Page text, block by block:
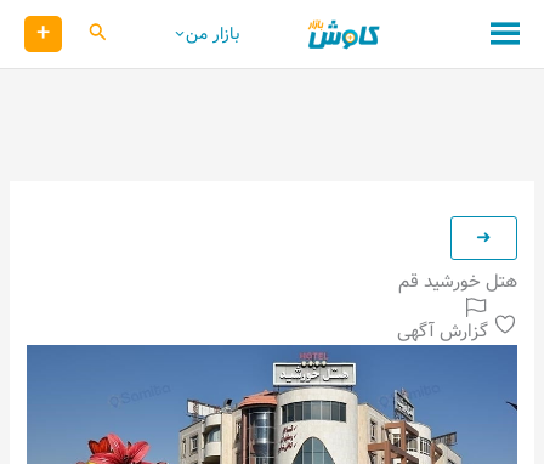
محتوا
بازار من کاوش +
هتل خورشید قم
گزارش آگهی